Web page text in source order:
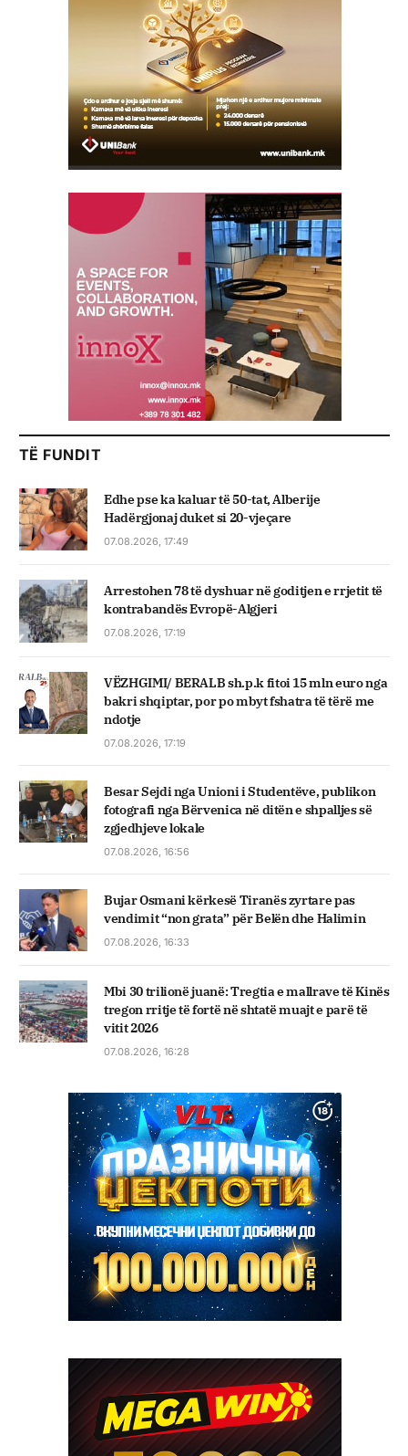
TË FUNDIT
Edhe pse ka kaluar të 50-tat, Alberije
Hadërgjonaj duket si 20-vjeçare
07.08.2026, 17:49
Arrestohen 78 të dyshuar në goditjen e rrjetit të
kontrabandës Evropë-Algjeri
07.08.2026, 17:19
VËZHGIMI/ BERALB sh.p.k fitoi 15 mln euro nga
bakri shqiptar, por po mbyt fshatra të tërë me
ndotje
07.08.2026, 17:19
Besar Sejdi nga Unioni i Studentëve, publikon
fotografi nga Bërvenica në ditën e shpalljes së
zgjedhjeve lokale
07.08.2026, 16:56
Bujar Osmani kërkesë Tiranës zyrtare pas
vendimit “non grata” për Belën dhe Halimin
07.08.2026, 16:33
Mbi 30 trilionë juanë: Tregtia e mallrave të Kinës
tregon rritje të fortë në shtatë muajt e parë të
vitit 2026
07.08.2026, 16:28